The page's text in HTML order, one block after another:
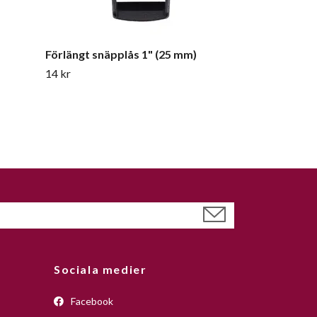
Förlängt snäpplås 1" (25 mm)
14 kr
Sociala medier
Facebook